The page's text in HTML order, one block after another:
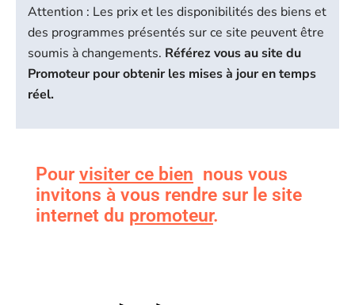
Attention : Les prix et les disponibilités des biens et
des programmes présentés sur ce site peuvent être
soumis à changements. Référez vous au site du
Promoteur pour obtenir les mises à jour en temps
réel.
Pour visiter ce bien nous vous
invitons à vous rendre sur le site
internet du promoteur.